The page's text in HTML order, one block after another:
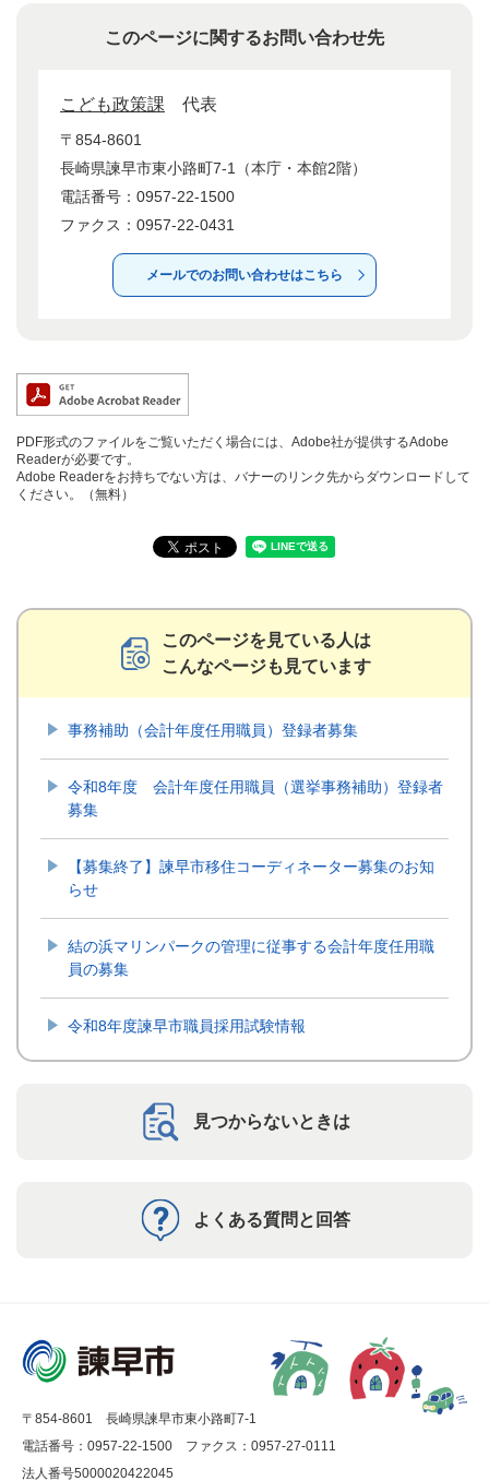
このページに関するお問い合わせ先
こども政策課 代表
〒854-8601
長崎県諫早市東小路町7-1（本庁・本館2階）
電話番号：0957-22-1500
ファクス：0957-22-0431
メールでのお問い合わせはこちら
PDF形式のファイルをご覧いただく場合には、Adobe社が提供するAdobe
Readerが必要です。
Adobe Readerをお持ちでない方は、バナーのリンク先からダウンロードして
ください。（無料）
このページを見ている人は
こんなページも見ています
事務補助（会計年度任用職員）登録者募集
令和8年度 会計年度任用職員（選挙事務補助）登録者
募集
【募集終了】諫早市移住コーディネーター募集のお知
らせ
結の浜マリンパークの管理に従事する会計年度任用職
員の募集
令和8年度諫早市職員採用試験情報
見つからないときは
よくある質問と回答
〒854-8601 長崎県諫早市東小路町7-1
電話番号：0957-22-1500
ファクス：0957-27-0111
法人番号5000020422045